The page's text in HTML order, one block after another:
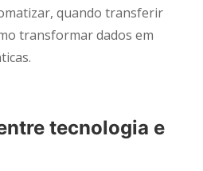
quando transferir
transformar dados em
tecnologia e